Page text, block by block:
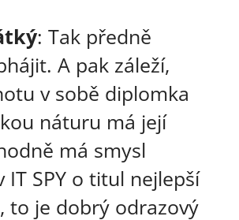
: Tak předně
A pak záleží,
v sobě diplomka
náturu má její
má smysl
IT SPY o titul nejlepší
to je dobrý odrazový